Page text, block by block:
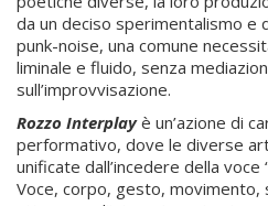
da un deciso sperimentalismo e
punk-noise, una comune
liminale e fluido, senza
sull’improvvisazione.
Rozzo Interplayè un’azione di
performativo, dove le diverse
unificate dall’incedere della voce
Voce, corpo, gesto, movimento,